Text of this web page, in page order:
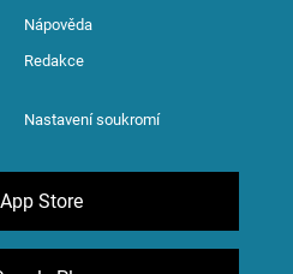
Nápověda
Redakce
Nastavení soukromí
App Store